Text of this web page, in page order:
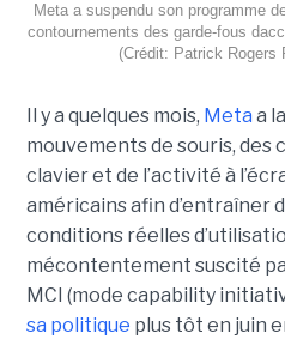
Meta a suspendu son programme
contournements des garde-fous
(Crédit: Patrick Rogers
Il y a quelques mois, Meta a
mouvements de souris, des
clavier et de l’activité à
américains afin d’entraîner
conditions réelles
mécontentement suscité
MCI (mode capability
sa politique plus tôt en juin